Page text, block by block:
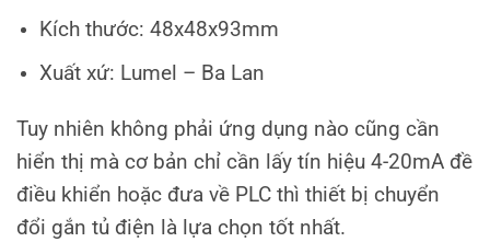
Kích thước: 48x48x93mm
Xuất xứ: Lumel – Ba Lan
Tuy nhiên không phải ứng dụng nào cũng cần
hiển thị mà cơ bản chỉ cần lấy tín hiệu 4-20mA đề
điều khiển hoặc đưa về PLC thì thiết bị chuyển
đổi gắn tủ điện là lựa chọn tốt nhất.